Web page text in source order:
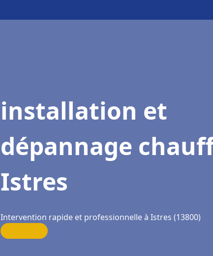
installation et
dépannage
Istres
Intervention rapide et professionnelle à Istres (13800)